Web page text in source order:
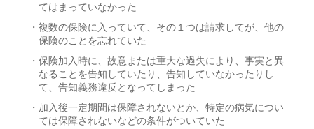
てはまっていなかった
・複数の保険に入っていて、その１つは請求してが、他の
保険のことを忘れていた
・保険加入時に、故意または重大な過失により、事実と異
なることを告知していたり、告知していなかったりし
て、告知義務違反となってしまった
・加入後一定期間は保障されないとか、特定の病気につい
ては保障されないなどの条件がついていた